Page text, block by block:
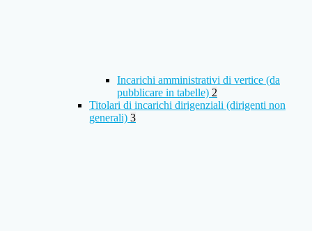
Incarichi amministrativi di vertice (da
pubblicare in tabelle) 2
Titolari di incarichi dirigenziali (dirigenti non
generali) 3